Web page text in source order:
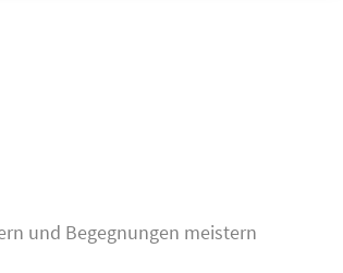
und Begegnungen meistern